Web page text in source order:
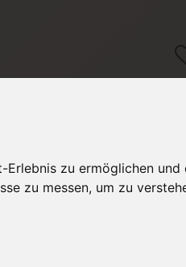
zu ermöglichen und
zu messen, um zu
/ Lehrgänge